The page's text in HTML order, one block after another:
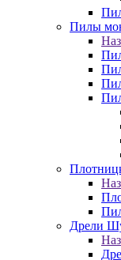
Пилы
Дрели